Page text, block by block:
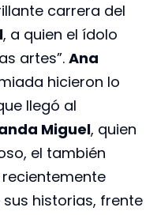
carrera del
, a quien el ídolo
artes”. Ana
hicieron lo
llegó al
Miguel, quien
el también
recientemente
historias, frente